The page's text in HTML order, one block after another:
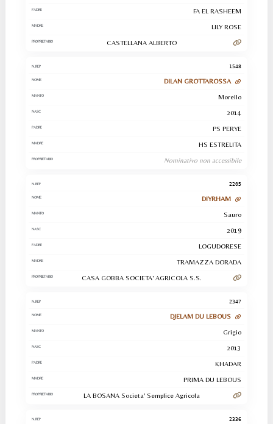
FA EL RASHEEM
LILY ROSE
CASTELLANA ALBERTO
1548
DILAN GROTTAROSSA
Morello
2014
PS PERYE
HS ESTRELITA
Nominativo non accessibile
2205
DIYRHAM
Sauro
2019
LOGUDORESE
TRAMAZZA DORADA
CASA GOBBA SOCIETA' AGRICOLA S.S.
2347
DJELAM DU LEBOUS
Grigio
2013
KHADAR
PRIMA DU LEBOUS
LA BOSANA Societa' Semplice Agricola
2336